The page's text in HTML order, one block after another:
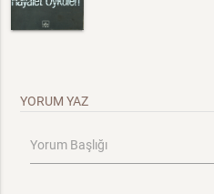
YORUM YAZ
Yorum Başlığı